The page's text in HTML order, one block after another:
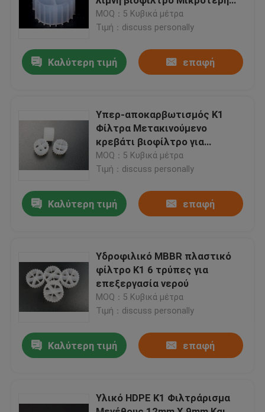
Σπίτι
Περίπου εμείς
Ποιοτικός έλεγχος
Μας ελάτε σε επαφή με
ιστολόγιο
Ζητήστε ένα απόσπασμα
Βιο μέσα MBBR
κατανάλωση ενέργειας MBBR
πλωτός φορέας βιομάζας
MOQ：5 Κυβικά μέτρα
Τιμή：discuss personally
Καλύτερη τιμή επαφή
Υπερ-αποκαρβωτισμός K1
Φίλτρα Μετακινούμενο
κρεβάτι βιοφίλτρο για
ενυδρεία RAS
MOQ：5 Κυβικά μέτρα
Τιμή：discuss personally
Καλύτερη τιμή επαφή
Υδροφιλικό MBBR πλαστικό
φίλτρο K1 6 τρύπες για
επεξεργασία νερού
MOQ：5 Κυβικά μέτρα
Τιμή：discuss personally
Καλύτερη τιμή επαφή
Υλικό HDPE K1 Φιλτράρισμα